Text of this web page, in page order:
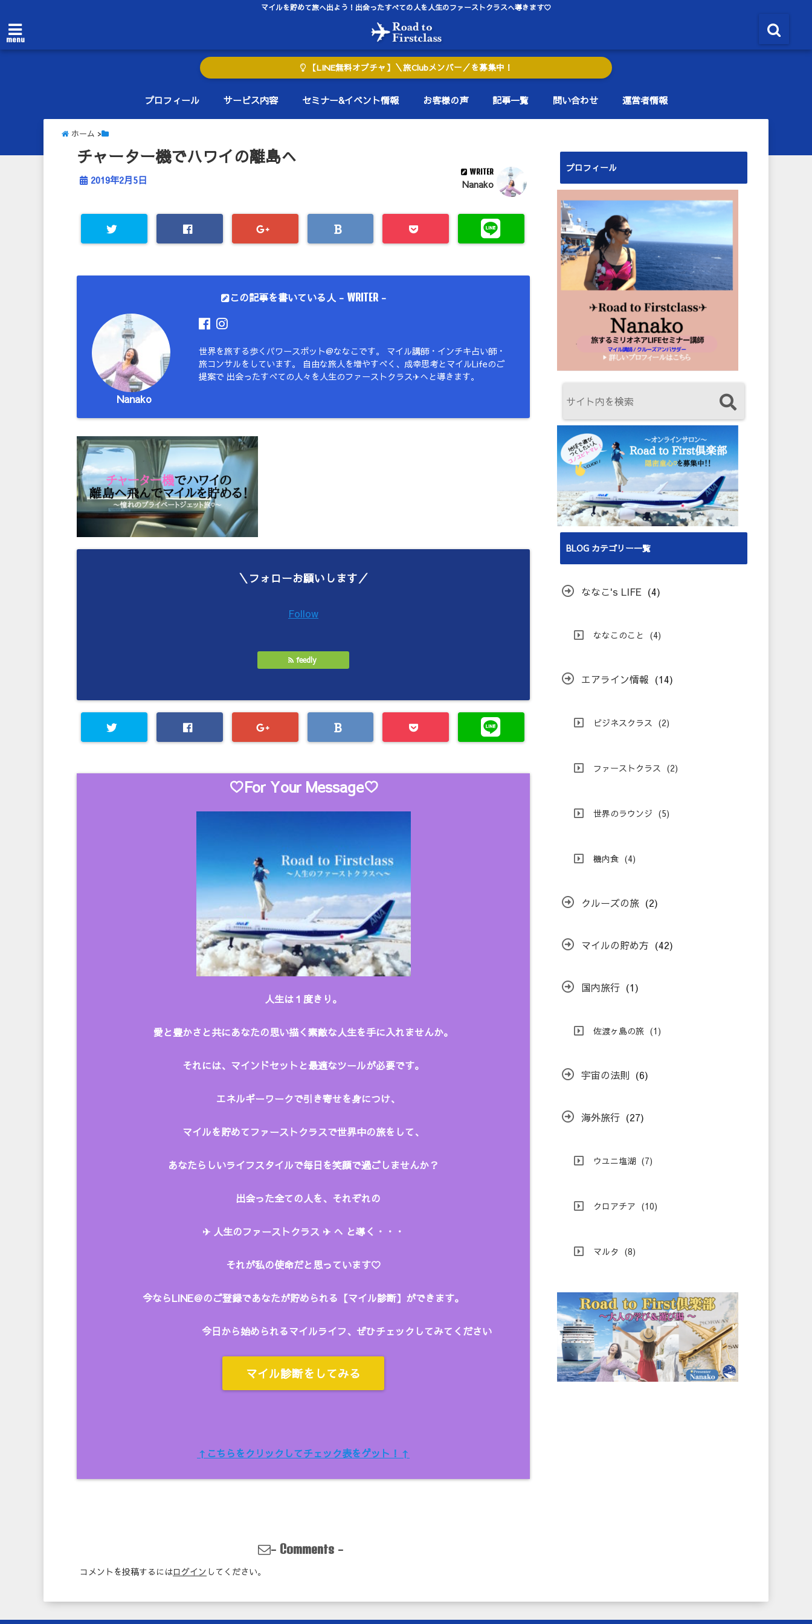
マイルを貯めて旅へ出よう！出会ったすべての人を人生のファーストクラスへ導きます♡
menu
【LINE無料オプチャ】＼旅Clubメンバー／を募集中！
プロフィール サービス内容 セミナー&イベント情報 お客様の声 記事一覧 問い合わせ 運営者情報
ホーム >
チャーター機でハワイの離島へ
2019年2月5日
WRITER
Nanako
この記事を書いている人 - WRITER-
Nanako
世界を旅する歩くパワースポット@ななこです。 マイル講師・インチキ占い師・
旅コンサルをしています。 自由な旅人を増やすべく、成幸思考とマイルLifeのご
提案で 出会ったすべての人々を人生のファーストクラス✈︎へと導きます。
＼フォローお願いします／
Follow
feedly
♡For Your Message♡
人生は１度きり。
愛と豊かさと共にあなたの思い描く素敵な人生を手に入れませんか。
それには、マインドセットと最適なツールが必要です。
エネルギーワークで引き寄せを身につけ、
マイルを貯めてファーストクラスで世界中の旅をして、
あなたらしいライフスタイルで毎日を笑顔で過ごしませんか？
出会った全ての人を、 それぞれの
✈︎ 人生のファーストクラス ✈︎ へ と導く・・・
それが私の使命だと思っています♡
今ならLINE＠のご登録であなたが貯められる【マイル診断】ができます。
今日から始められるマイルライフ、ぜひチェックしてみてください
マイル診断をしてみる
↑こちらをクリックしてチェック表をゲット！↑
- Comments-
コメントを投稿するにはログイン してください。
プロフィール
BLOG カテゴリー一覧
ななこ's LIFE (4)
ななこのこと (4)
エアライン情報 (14)
ビジネスクラス (2)
ファーストクラス (2)
世界のラウンジ (5)
機内食 (4)
クルーズの旅 (2)
マイルの貯め方 (42)
国内旅行 (1)
佐渡ヶ島の旅 (1)
宇宙の法則 (6)
海外旅行 (27)
ウユニ塩湖 (7)
クロアチア (10)
マルタ (8)